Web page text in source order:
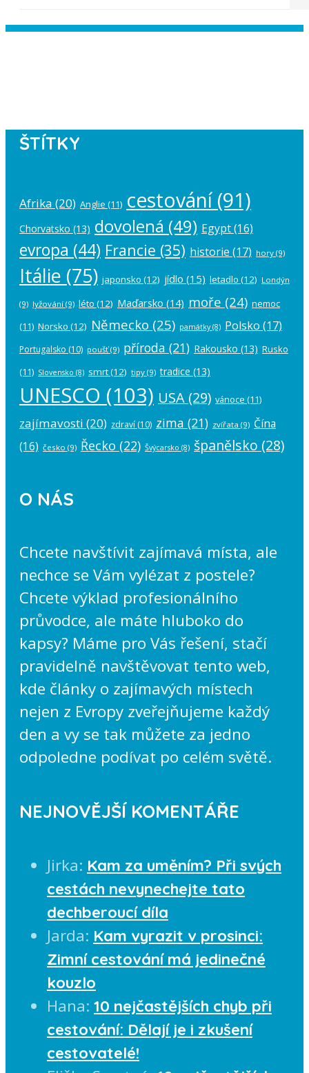
ŠTÍTKY
Afrika (20) Anglie (11) cestování(91)
Chorvatsko (13) dovolená (49) Egypt(16)
evropa (44) Francie (35) historie (17) hory (9)
Itálie (75) japonsko (12) jídlo (15) letadlo (12) Londýn
(9) lyžování (9) léto (12) Maďarsko (14) moře (24) nemoc
(11) Norsko (12) Německo (25) památky(8) Polsko (17)
Portugalsko (10) poušť(9) příroda (21) Rakousko (13) Rusko
(11) Slovensko (8) smrt(12) tipy (9) tradice (13)
UNESCO (103) USA (29) vánoce (11)
zajímavosti (20) zdraví (10) zima (21) zvířata (9) Čína
(16) česko (9) Řecko (22) Švýcarsko (8) španělsko (28)
O NÁS
Chcete navštívit zajímavá místa, ale
nechce se Vám vylézat z postele?
Chcete výklad profesionálního
průvodce, ale máte hluboko do
kapsy? Máme pro Vás řešení, stačí
pravidelně navštěvovat tento web,
kde články o zajímavých místech
nejen z Evropy zveřejňujeme každý
den a vy se tak můžete za jedno
odpoledne podívat po celém světě.
NEJNOVĚJŠÍ KOMENTÁŘE
Jirka: Kam za uměním? Při svých
cestách nevynechejte tato
dechberoucí díla
Jarda: Kam vyrazit v prosinci:
Zimní cestování má jedinečné
kouzlo
Hana: 10 nejčastějších chyb při
cestování: Dělají je i zkušení
cestovatelé!